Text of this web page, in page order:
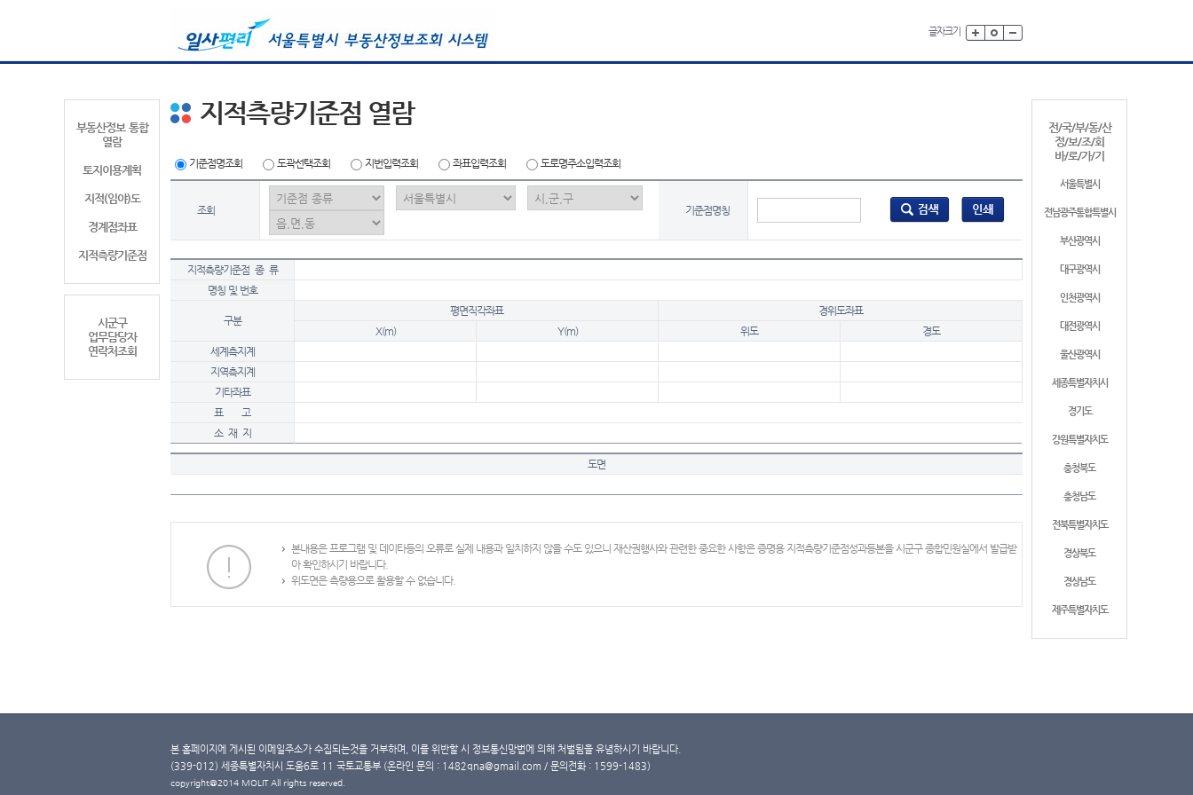
글자크기
부동산정보 통합
열람
토지이용계획
지적(임야)도
경계점좌표
지적측량기준점
시군구
업무담당자
연락처조회
전/국/부/동/산
정/보/조/회
바/로/가/기
서울특별시
전남광주통합특별시
부산광역시
대구광역시
인천광역시
대전광역시
울산광역시
세종특별자치시
경기도
강원특별자치도
충청북도
충청남도
전북특별자치도
경상북도
경상남도
제주특별자치도
지적측량기준점 열람
기준점명조회 도곽선택조회 지번입력조회 좌표입력조회 도로명주소입력조회
조회 기준점명칭
지적측량기준점 종 류
명칭 및 번호
구분
평면직각좌표
경위도좌표
X(m)
Y(m) 위도
경도
세계측지계
지역측지계
기타좌표
표 고
소 재 지
도면
본내용은 프로그램 및 데이타등의 오류로 실제 내용과 일치하지 않을 수도 있으니 재산권행사와 관련한 중요한 사항은 증명용 지적측량기준점성과등본을 시군구 종합민원실에서 발급받
아 확인하시기 바랍니다.
위도면은 측량용으로 활용할 수 없습니다.
본 홈페이지에 게시된 이메일주소가 수집되는것을 거부하며, 이를 위반할 시 정보통신망법에 의해 처벌됨을 유념하시기 바랍니다.
(339-012) 세종특별자치시 도움6로 11 국토교통부 (온라인 문의 : 1482qna@gmail.com / 문의전화 : 1599-1483)
copyright@2014 MOLIT All rights reserved.